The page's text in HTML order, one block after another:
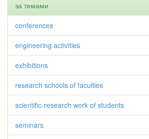
за темами
conferences
engineering activities
exhibitions
research schools of faculties
scientific-research work of students
seminars